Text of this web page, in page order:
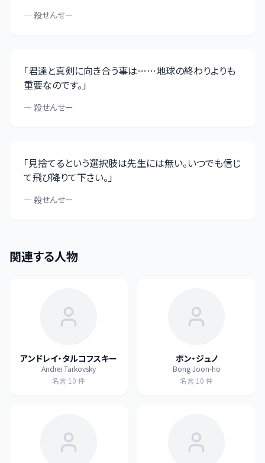
— 殺せんせー
「君達と真剣に向き合う事は……地球の終わりよりも
重要なのです。」
— 殺せんせー
「見捨てるという選択肢は先生には無い。いつでも信じ
て飛び降りて下さい。」
— 殺せんせー
関連する人物
アンドレイ・タルコフスキー
Andrei Tarkovsky
名言 10 件
ポン・ジュノ
Bong Joon-ho
名言 10 件